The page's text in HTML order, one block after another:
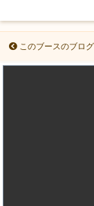
このブースのブロ